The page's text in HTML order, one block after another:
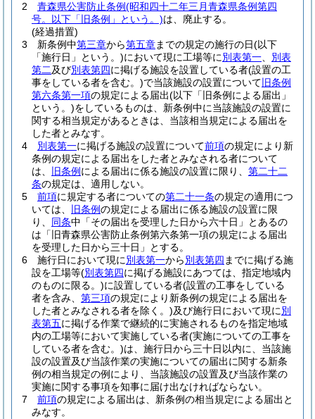
2
青森県公害防止条例(昭和四十二年三月青森県条例第四
号。以下「旧条例」という。)は、廃止する。
(経過措置)
3
新条例中第三章から第五章までの規定の施行の日(以下
「施行日」という。)において現に工場等に別表第一
別表
第二及び別表第四に掲げる施設を設置している者(設置の工
事をしている者を含む。)で当該施設の設置について 旧条例
第六条第一項の規定による届出(以下「旧条例による届出」
という。)をしているものは、新条例中に当該施設の設置に
関する相当規定があるときは、当該相当規定による届出を
した者とみなす。
4
別表第一に掲げる施設の設置について前項の規定により新
条例の規定による届出をした者とみなされる者について
は、
旧条例 による届出に係る施設の設置に限り、 第二十二
条の規定は、適用しない。
5
前項に規定する者についての第二十一条の規定の適用につ
いては、
旧条例の規定による届出に係る施設の設置に限
り、 同条中「その届出を受理した日から六十日」とあるの
は「旧青森県公害防止条例第六条第一項の規定による届出
を受理した日から三十日」とする。
6
施行日において現に別表第一から別表第四 までに掲げる施
設を工場等(別表第四に掲げる施設にあつては、指定地域内
のものに限る。)に設置している者(設置の工事をしている
者を含み、 第三項の規定により新条例の規定による届出を
した者とみなされる者を除く。)及び施行日において現に別
表第五に掲げる作業で継続的に実施されるものを指定地域
内の工場等において実施している者(実施についての工事を
している者を含む。)は、施行日から三十日以内に、当該施
設の設置及び当該作業の実施についての届出に関する新条
例の相当規定の例により、当該施設の設置及び当該作業の
実施に関する事項を知事に届け出なければならない。
7
前項の規定による届出は、新条例の相当規定による届出と
みなす。